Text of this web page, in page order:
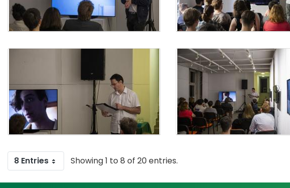
8 Entries Showing 1 to 8 of 20 entries.